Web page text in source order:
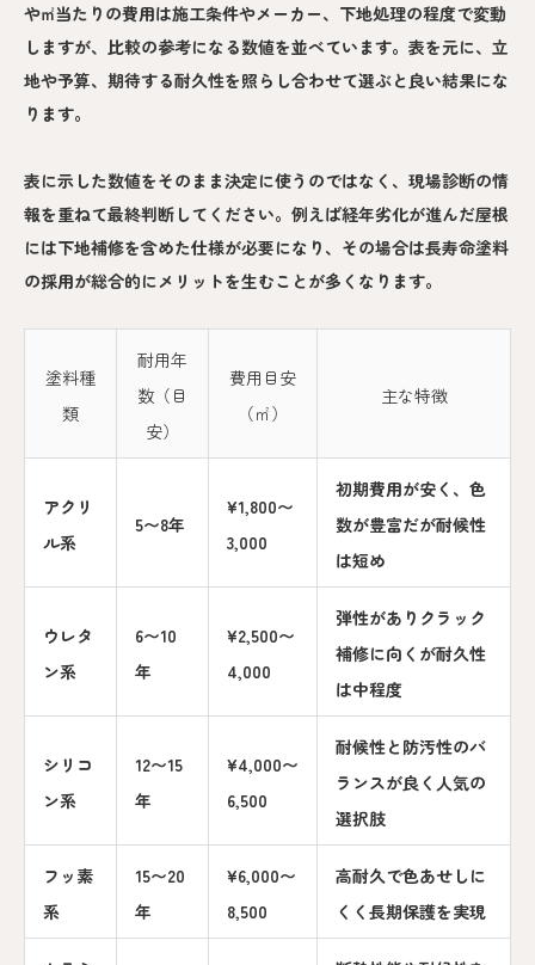
や㎡当たりの費用は施工条件やメーカー、下地処理の程度で変動
しますが、比較の参考になる数値を並べています。表を元に、立
地や予算、期待する耐久性を照らし合わせて選ぶと良い結果にな
ります。
表に示した数値をそのまま決定に使うのではなく、現場診断の情
報を重ねて最終判断してください。例えば経年劣化が進んだ屋根
には下地補修を含めた仕様が必要になり、その場合は長寿命塗料
の採用が総合的にメリットを生むことが多くなります。
塗料種
類
耐用年
数（目
安）
費用目安
（㎡）
主な特徴
アクリ
ル系
5〜8年
¥1,800〜
3,000
初期費用が安く、色
数が豊富だが耐候性
は短め
ウレタ
ン系
6〜10
年
¥2,500〜
4,000
弾性がありクラック
補修に向くが耐久性
は中程度
シリコ
ン系
12〜15
年
¥4,000〜
6,500
耐候性と防汚性のバ
ランスが良く人気の
選択肢
フッ素
系
15〜20
年
¥6,000〜
8,500
高耐久で色あせしに
くく長期保護を実現